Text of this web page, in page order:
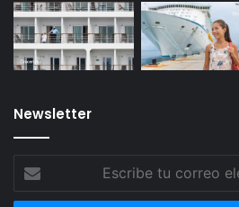
Newsletter
correo